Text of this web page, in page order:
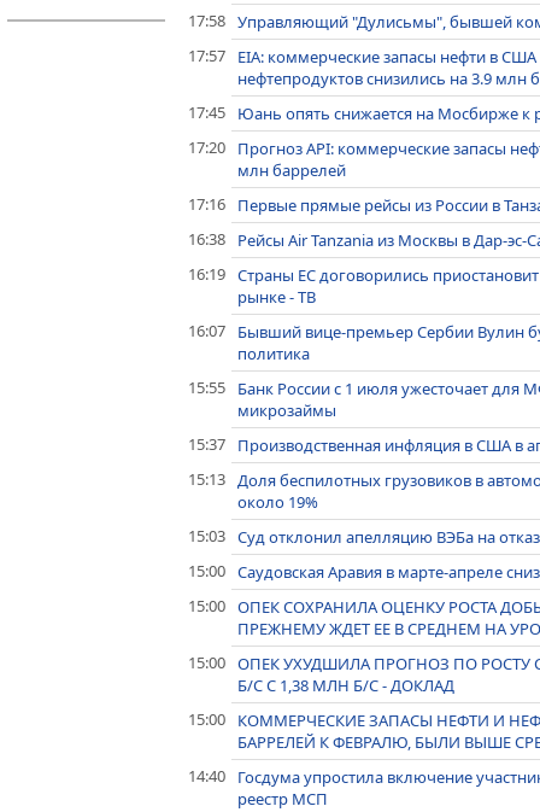
17:58 Управляющий "Дулисьмы", бывшей
17:57
EIA: коммерческие запасы нефти в
нефтепродуктов снизились на 3.9 млн
17:45
Юань опять снижается на Мосбирже
17:20
Прогноз API: коммерческие запасы
млн баррелей
17:16
Первые прямые рейсы из России в
16:38
Рейсы Air Tanzania из Москвы в Дар-эс-
16:19 Страны ЕС договорились
рынке - ТВ
16:07
Бывший вице-премьер Сербии Вулин
политика
15:55
Банк России с 1 июля ужесточает для
микрозаймы
15:37
Производственная инфляция в США в
15:13 Доля беспилотных грузовиков в
около 19%
15:03 Суд отклонил апелляцию ВЭБа на
15:00 Саудовская Аравия в марте-апреле
15:00 ОПЕК СОХРАНИЛА ОЦЕНКУ РОСТА
ПРЕЖНЕМУ ЖДЕТ ЕЕ В СРЕДНЕМ НА
15:00 ОПЕК УХУДШИЛА ПРОГНОЗ ПО РОСТУ
Б/C С 1,38 МЛН Б/С - ДОКЛАД
15:00
КОММЕРЧЕСКИЕ ЗАПАСЫ НЕФТИ И
БАРРЕЛЕЙ К ФЕВРАЛЮ, БЫЛИ ВЫШЕ
14:40
Госдума упростила включение
реестр МСП